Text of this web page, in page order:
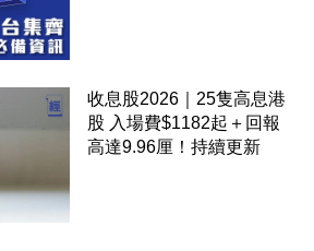
收息股2026｜25隻高息港
股 入場費$1182起＋回報
高達9.96厘！持續更新